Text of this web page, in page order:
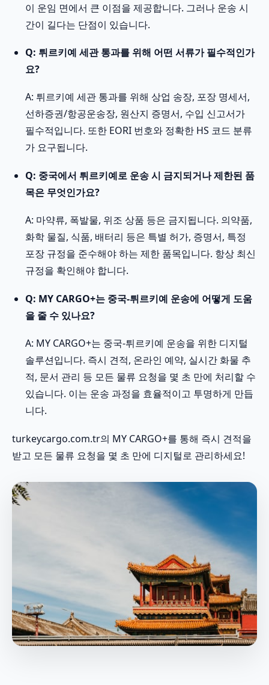
이 운임 면에서 큰 이점을 제공합니다. 그러나 운송 시
간이 길다는 단점이 있습니다.
Q: 튀르키예 세관 통과를 위해 어떤 서류가 필수적인가
요?
A: 튀르키예 세관 통과를 위해 상업 송장, 포장 명세서,
선하증권/항공운송장, 원산지 증명서, 수입 신고서가
필수적입니다. 또한 EORI 번호와 정확한 HS 코드 분류
가 요구됩니다.
Q: 중국에서 튀르키예로 운송 시 금지되거나 제한된 품
목은 무엇인가요?
A: 마약류, 폭발물, 위조 상품 등은 금지됩니다. 의약품,
화학 물질, 식품, 배터리 등은 특별 허가, 증명서, 특정
포장 규정을 준수해야 하는 제한 품목입니다. 항상 최신
규정을 확인해야 합니다.
Q: MY CARGO+는 중국-튀르키예 운송에 어떻게 도움
을 줄 수 있나요?
A: MY CARGO+는 중국-튀르키예 운송을 위한 디지털
솔루션입니다. 즉시 견적, 온라인 예약, 실시간 화물 추
적, 문서 관리 등 모든 물류 요청을 몇 초 만에 처리할 수
있습니다. 이는 운송 과정을 효율적이고 투명하게 만듭
니다.
turkeycargo.com.tr의 MY CARGO+를 통해 즉시 견적을
받고 모든 물류 요청을 몇 초 만에 디지털로 관리하세요!